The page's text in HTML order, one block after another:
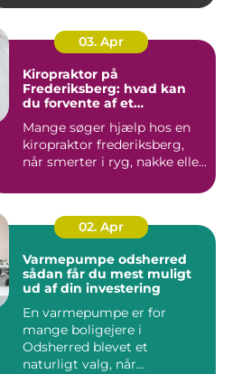
03. Apr
Kiropraktor på
Frederiksberg: hvad kan
du forvente af et
Mange søger hjælp hos en
kiropraktor frederiksberg,
når smerter i ryg, nakke elle...
02. Apr
Varmepumpe odsherred
sådan får du mest muligt
ud af din investering
En varmepumpe er for
mange boligejere i
Odsherred blevet et
naturligt valg, når